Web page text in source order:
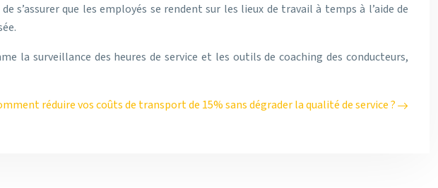
que les employés se rendent sur les lieux de travail à temps à l’aide de
la surveillance des heures de service et les outils de coaching des conducteurs,
réduire vos coûts de transport de 15% sans dégrader la qualité de service ?